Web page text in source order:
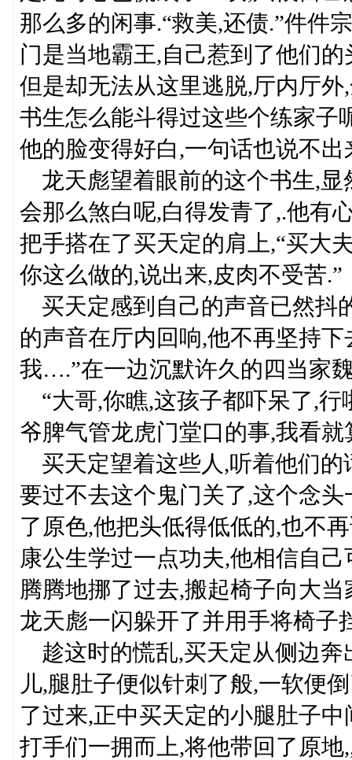
那么多的闲事.“救美,还债.”件件
门是当地霸王,自己惹到了他们
但是却无法从这里逃脱,厅内厅
书生怎么能斗得过这些个练家子
他的脸变得好白,一句话也说不出
龙天彪望着眼前的这个书生,显
会那么煞白呢,白得发青了,.他有
把手搭在了买天定的肩上,“买大
你这么做的,说出来,皮肉不受苦.”
买天定感到自己的声音已然抖
的声音在厅内回响,他不再坚持
我….”在一边沉默许久的四当家
“大哥,你瞧,这孩子都吓呆了,行
爷脾气管龙虎门堂口的事,我看就
买天定望着这些人,听着他们的
要过不去这个鬼门关了,这个念
了原色,他把头低得低低的,也不
康公生学过一点功夫,他相信自
腾腾地挪了过去,搬起椅子向大
龙天彪一闪躲开了并用手将椅子
趁这时的慌乱,买天定从侧边奔
儿,腿肚子便似针刺了般,一软便
了过来,正中买天定的小腿肚子
打手们一拥而上,将他带回了原